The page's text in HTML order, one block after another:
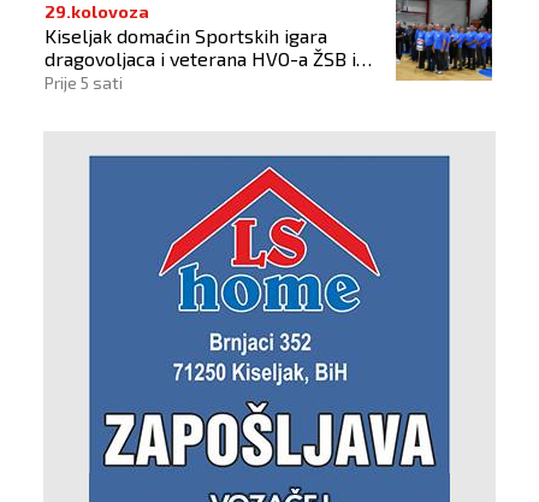
29.kolovoza
Kiseljak domaćin Sportskih igara
dragovoljaca i veterana HVO-a ŽSB i
Dana branitelja
Prije 5 sati